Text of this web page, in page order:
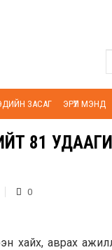
ЗАСАГ ЭРҮҮЛ МЭНД
81
0
хайх, аврах